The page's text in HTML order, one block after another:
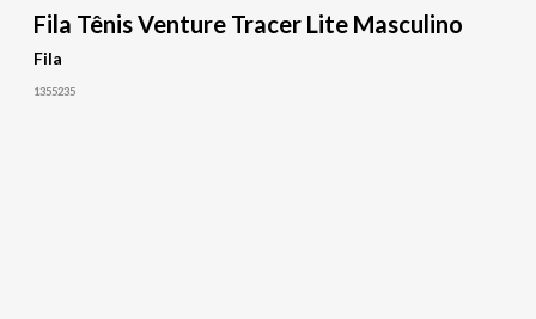
Fila Tênis Venture Tracer Lite Masculino
Fila
1355235